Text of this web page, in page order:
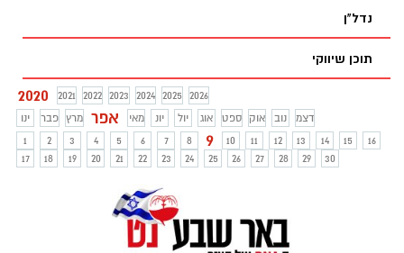
נדל"ן
תוכן שיווקי
2020 2021 2022 2023 2024 2025
2026
ינו
פבר מרץ אפר מאי יונ יול אוג ספט אוק נוב
דצמ
1
2 3 4 5 6 7 8 9 10 11 12 13 14 15
16
17
18 19 20 21 22 23 24 25 26 27 28 29 30